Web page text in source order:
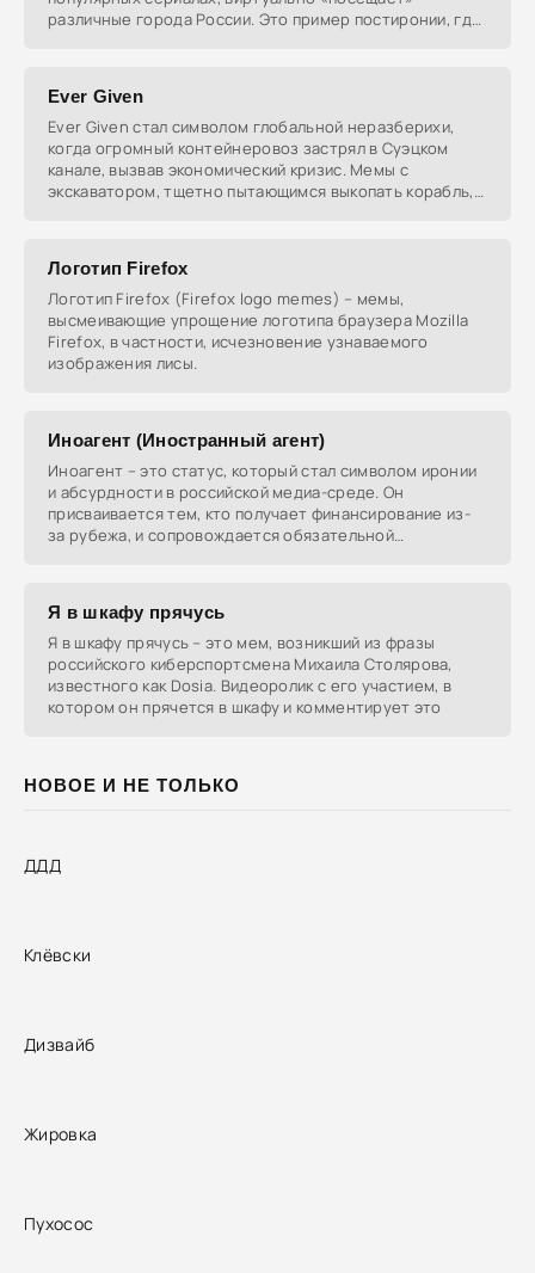
НОВОЕ И НЕ ТОЛЬКО
ДДД
Клёвски
Дизвайб
Жировка
Пухосос
различные города России. Это пример постиронии, где
Ever Given
Ever Given стал символом глобальной неразберихи,
когда огромный контейнеровоз застрял в Суэцком
канале, вызвав экономический кризис. Мемы с
экскаватором, тщетно пытающимся выкопать корабль,
Логотип Firefox
Логотип Firefox (Firefox logo memes) – мемы,
высмеивающие упрощение логотипа браузера Mozilla
Firefox, в частности, исчезновение узнаваемого
изображения лисы.
Иноагент (Иностранный агент)
Иноагент – это статус, который стал символом иронии
и абсурдности в российской медиа-среде. Он
присваивается тем, кто получает финансирование из-
за рубежа, и сопровождается обязательной
Я в шкафу прячусь
Я в шкафу прячусь – это мем, возникший из фразы
российского киберспортсмена Михаила Столярова,
известного как Dosia. Видеоролик с его участием, в
котором он прячется в шкафу и комментирует это